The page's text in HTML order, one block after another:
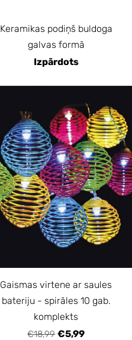
Keramikas podiņš buldoga
galvas formā
Izpārdots
Gaismas virtene ar saules
bateriju - spirāles 10 gab.
komplekts
€18,99 €5,99